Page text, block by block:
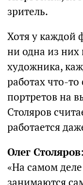
зритель.
Хотя у каждой
ни одна из
художника,
работах что-
портретов на
Столяров
работается
Олег Столяров:
«На самом
занимаются